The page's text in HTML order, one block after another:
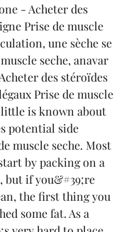
- Acheter des
Prise de muscle
une sèche se
seche, anavar
des stéroïdes
Prise de muscle
little is known about
potential side
muscle seche. Most
by packing on a
but if you&#39;re
the first thing you
some fat. As a